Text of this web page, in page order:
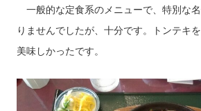
一般的な定食系のメニューで、特別な
りませんでしたが、十分です。トンテキ
美味しかったです。